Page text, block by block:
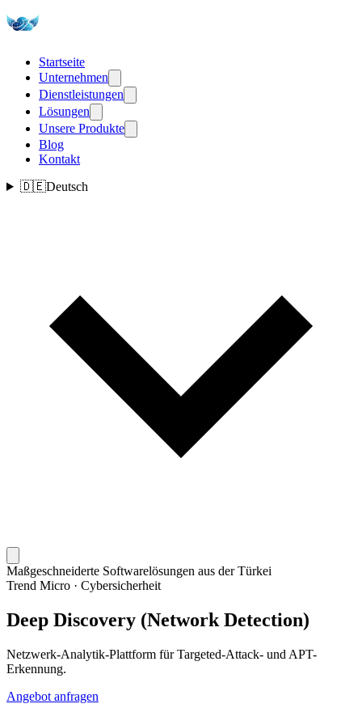
Startseite
Unternehmen
Dienstleistungen
Lösungen
Unsere Produkte
Blog
Kontakt
🇩🇪Deutsch
Maßgeschneiderte Softwarelösungen aus der Türkei
Trend Micro · Cybersicherheit
Deep Discovery (Network Detection)
Netzwerk-Analytik-Plattform für Targeted-Attack- und APT-
Erkennung.
Angebot anfragen